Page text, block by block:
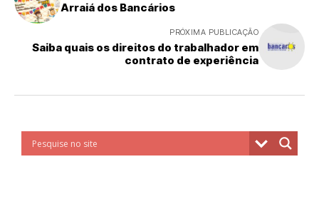
Arraiá dos Bancários
PRÓXIMA PUBLICAÇÃO
Saiba quais os direitos do trabalhador em
contrato de experiência